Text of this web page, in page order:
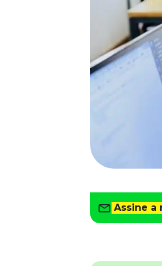
Saiba como gerenciar o seu
Tudo para facilitar a rotina
VR na Imprensa
Todos os Cursos
Explore o nosso acervo
Gestão de Empresas e
Eleve os resultados da
Assine a